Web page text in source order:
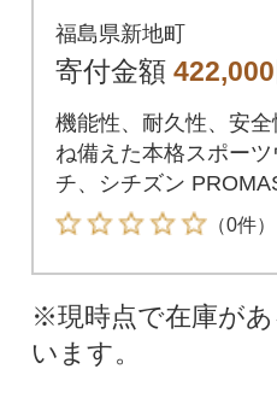
7-07E
福島県新地町
寄付金額 422,000
機能性、耐久性、安
ね備えた本格スポーツ
チ、シチズン
(プロマスター)。挑戦
る冒険家のためのフィ
ウオッチ。プロマス
NDシリーズ」。
（0件）
※現時点で在庫が
います。